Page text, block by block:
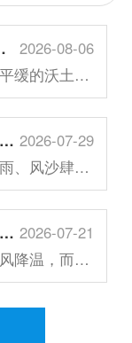
2026-08-06
在传统认知里，苹果种植依赖温暖平缓的沃土，北方高寒地区冬季严寒、无霜期短，露天种...
2026-07-29
提起沙漠，很多人的印象是干旱少雨、风沙肆虐、昼夜温差剧烈，难以开展规模化农业生产...
2026-07-21
传统温室大多采用负压轴流风机排风降温，而半封闭温室配套专用正压送风风机，二者从工...